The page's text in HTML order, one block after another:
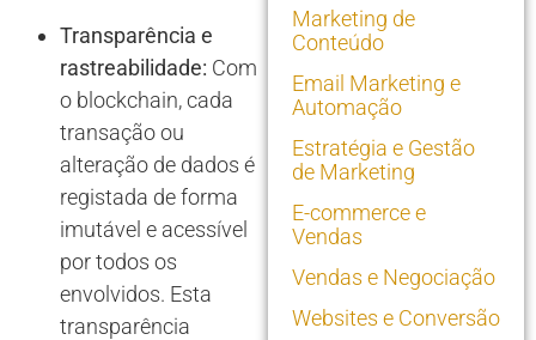
Transparência e
rastreabilidade: Com
o blockchain, cada
transação ou
alteração de dados é
registada de forma
imutável e acessível
por todos os
envolvidos. Esta
transparência
Marketing de
Conteúdo
Email Marketing e
Automação
Estratégia e Gestão
de Marketing
E-commerce e
Vendas
Vendas e Negociação
Websites e Conversão